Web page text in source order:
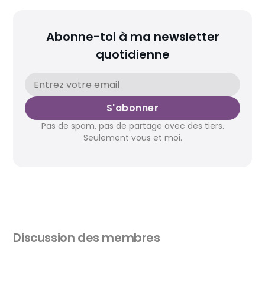
Abonne-toi à ma newsletter
quotidienne
S'abonner
Pas de spam, pas de partage avec des tiers.
Seulement vous et moi.
Discussion des membres